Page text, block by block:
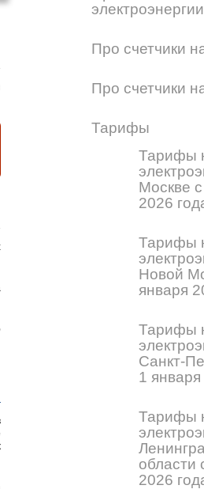
электроэнергии
Про счетчики
Про счетчики
Тарифы
Тарифы
Москве
2026
Тарифы
Новой
января
Тарифы
Санкт-
1
Тарифы
области
2026